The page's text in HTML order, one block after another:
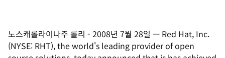
노스캐롤라이나주 롤리 - 2008년 7월 28일 — Red Hat, Inc.
(NYSE: RHT), the world's leading provider of open